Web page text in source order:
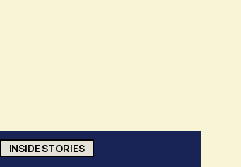
INSIDE STORIES